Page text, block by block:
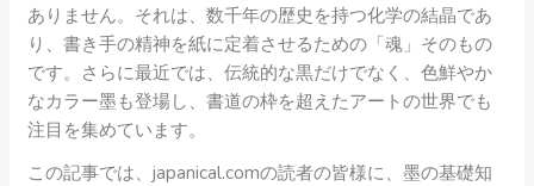
ありません。それは、数千年の歴史を持つ化学の結晶であ
り、書き手の精神を紙に定着させるための「魂」そのもの
です。さらに最近では、伝統的な黒だけでなく、色鮮やか
なカラー墨も登場し、書道の枠を超えたアートの世界でも
注目を集めています。
この記事では、japanical.comの読者の皆様に、墨の基礎知